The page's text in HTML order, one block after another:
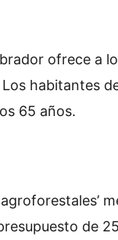
ofrece a
habitantes
65 años.
de